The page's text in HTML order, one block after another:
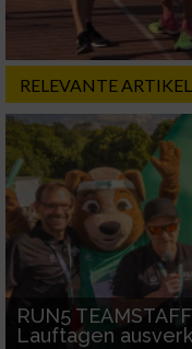
RELEVANTE ARTIKEL
RUN5
Lauftagen
Funktional
Werbung